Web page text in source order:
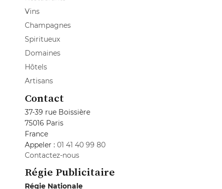
Vins
Champagnes
Spiritueux
Domaines
Hôtels
Artisans
Contact
37-39 rue Boissière
75016 Paris
France
Appeler : 01 41 40 99 80
Contactez-nous
Régie Publicitaire
Régie Nationale